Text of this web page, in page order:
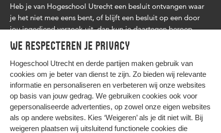
We respecteren je privacy
Hogeschool Utrecht en derde partijen maken gebruik van
cookies om je beter van dienst te zijn. Zo bieden wij relevante
informatie en personaliseren en verbeteren wij onze websites
op basis van jouw gedrag. We gebruiken cookies ook voor
gepersonaliseerde advertenties, op zowel onze eigen websites
als op andere websites. Kies ‘Weigeren’ als je dit niet wilt. Bij
weigeren plaatsen wij uitsluitend functionele cookies die
Heb je van Hogeschool Utrecht een besluit ontvangen waar
je het niet mee eens bent, of blijft een besluit op een door
jou ingediend verzoek uit, dan kun je daartegen beroep
aantekenen. Leesmeer .
HIER KOMT ALLES SAMEN